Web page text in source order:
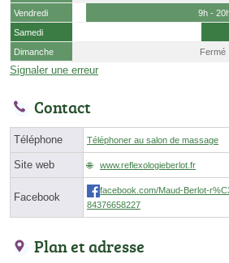
Vendredi
9h -
Samedi
Dimanche
Fermé
Signaler une erreur
Contact
Téléphone Téléphoner au salon de massage
Site web www.reflexologieberlot.fr
Facebook
facebook.com/Maud-Berlot-
84376658227
Plan et adresse